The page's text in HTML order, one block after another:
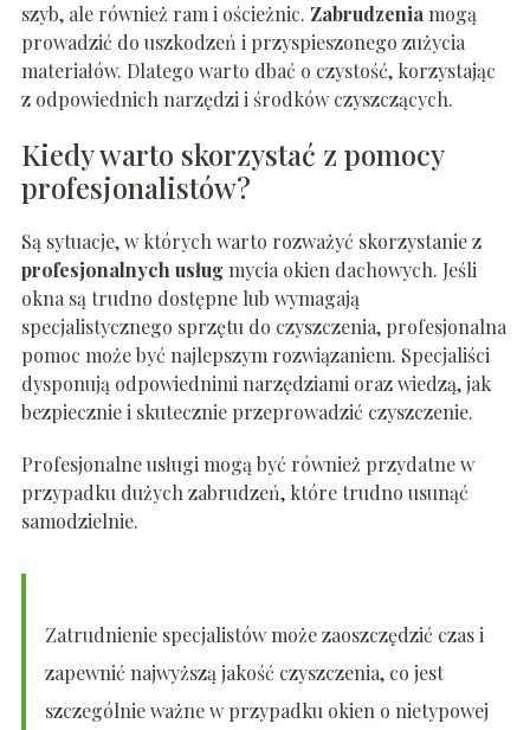
szyb, ale również ram i ościeżnic. Zabrudzeniamogą
prowadzić do uszkodzeń i przyspieszonego zużycia
materiałów. Dlatego warto dbać o czystość, korzystając
z odpowiednich narzędzi i środków czyszczących.
Kiedy warto skorzystać z pomocy
profesjonalistów?
Są sytuacje, w których warto rozważyć skorzystanie z
profesjonalnych usługmycia okien dachowych. Jeśli
okna są trudno dostępne lub wymagają
specjalistycznego sprzętu do czyszczenia, profesjonalna
pomoc może być najlepszym rozwiązaniem. Specjaliści
dysponują odpowiednimi narzędziami oraz wiedzą, jak
bezpiecznie i skutecznie przeprowadzić czyszczenie.
Profesjonalne usługi mogą być również przydatne w
przypadku dużych zabrudzeń, które trudno usunąć
samodzielnie.
Zatrudnienie specjalistów może zaoszczędzić czas i
zapewnić najwyższą jakość czyszczenia, co jest
szczególnie ważne w przypadku okien o nietypowej